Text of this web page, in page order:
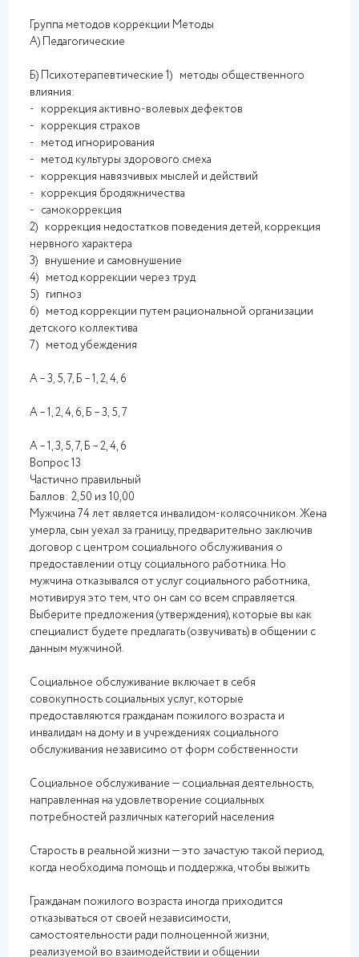
Группа методов коррекции Методы
А) Педагогические
Б) Психотерапевтические 1) методы общественного
влияния:
- коррекция активно-волевых дефектов
- коррекция страхов
- метод игнорирования
- метод культуры здорового смеха
- коррекция навязчивых мыслей и действий
- коррекция бродяжничества
- самокоррекция
2) коррекция недостатков поведения детей, коррекция
нервного характера
3) внушение и самовнушение
4) метод коррекции через труд
5) гипноз
6) метод коррекции путем рациональной организации
детского коллектива
7) метод убеждения
А – 3, 5, 7, Б – 1, 2, 4, 6
А – 1, 2, 4, 6, Б – 3, 5, 7
А – 1, 3, 5, 7, Б – 2, 4, 6
Вопрос 13
Частично правильный
Баллов: 2,50 из 10,00
Мужчина 74 лет является инвалидом-колясочником. Жена
умерла, сын уехал за границу, предварительно заключив
договор с центром социального обслуживания о
предоставлении отцу социального работника. Но
мужчина отказывался от услуг социального работника,
мотивируя это тем, что он сам со всем справляется.
Выберите предложения (утверждения), которые вы как
специалист будете предлагать (озвучивать) в общении с
данным мужчиной.
Социальное обслуживание включает в себя
совокупность социальных услуг, которые
предоставляются гражданам пожилого возраста и
инвалидам на дому и в учреждениях социального
обслуживания независимо от форм собственности
Социальное обслуживание — социальная деятельность,
направленная на удовлетворение социальных
потребностей различных категорий населения
Старость в реальной жизни — это зачастую такой период,
когда необходима помощь и поддержка, чтобы выжить
Гражданам пожилого возраста иногда приходится
отказываться от своей независимости,
самостоятельности ради полноценной жизни,
реализуемой во взаимодействии и общении